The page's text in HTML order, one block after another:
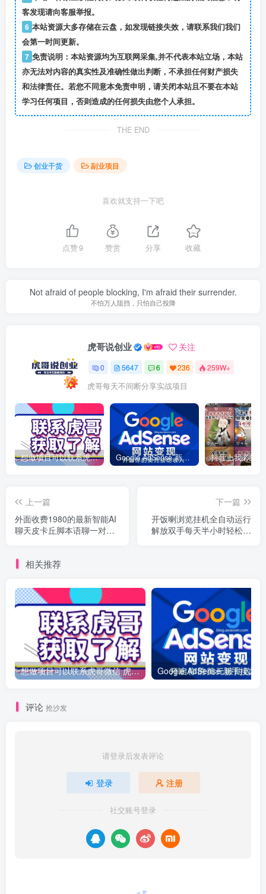
客发现请向客服举报。
6 本站资源大多存储在云盘，如发现链接失效，请联系我们我们
会第一时间更新。
7 免责说明：本站资源均为互联网采集,并不代表本站立场，本站
亦无法对内容的真实性及准确性做出判断，不承担任何财产损失
和法律责任。若您不同意本免责申明，请关闭本站且不要在本站
学习任何项目，否则造成的任何损失由您个人承担。
THE END
创业干货 副业项目
喜欢就支持一下吧
点赞9 赞赏 分享 收藏
Not afraid of people blocking, I'm afraid their surrender.
不怕万人阻挡，只怕自己投降
虎哥说创业 关注
0 5647 6 236 259W+
虎哥每天不间断分享实战项目
想做项目可以联系虎哥微信 虎哥一对一解答并且远程视频教学 Google AdSense 新手接入教程：虎哥手把手教你用网站赚取美元收入
上一篇
外面收费1980的最新智能AI
聊天皮卡丘脚本语聊一对一
下一篇
开饭喇浏览挂机全自动运行
解放双手每天半小时轻松搞
相关推荐
想做项目可以联系虎哥微信 虎哥一对一解答并且远程视频教学
评论 抢沙发
请登录后发表评论
登录 注册
社交账号登录